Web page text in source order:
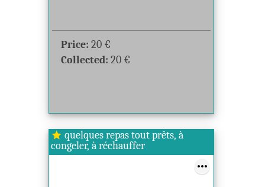
Price: 20 €
Collected: 20 €
star
congeler, à réchauffer